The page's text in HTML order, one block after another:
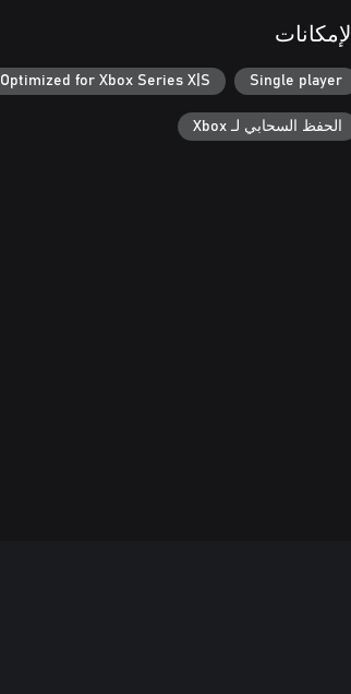
الإمكانات
Single player
Optimized for Xbox Series X|S
الحفظ السحابي لـ Xbox